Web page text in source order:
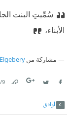
سُمِّيتِ البنت
الأبناء،
مشاركة من
9‏/3‏/2026
أوافق